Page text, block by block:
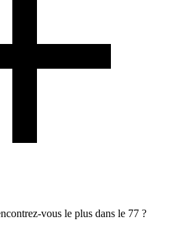
vous le plus dans le 77 ?